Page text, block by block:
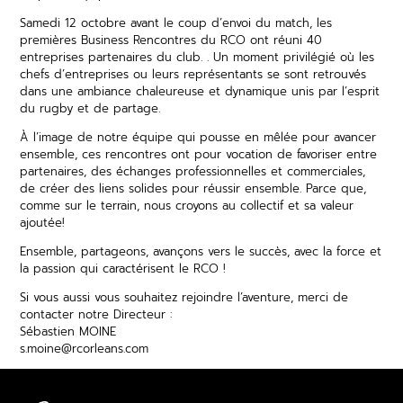
Samedi 12 octobre avant le coup d’envoi du match, les
premières Business Rencontres du RCO ont réuni 40
entreprises partenaires du club. . Un moment privilégié où les
chefs d’entreprises ou leurs représentants se sont retrouvés
dans une ambiance chaleureuse et dynamique unis par l’esprit
du rugby et de partage.
À l’image de notre équipe qui pousse en mêlée pour avancer
ensemble, ces rencontres ont pour vocation de favoriser entre
partenaires, des échanges professionnelles et commerciales,
de créer des liens solides pour réussir ensemble. Parce que,
comme sur le terrain, nous croyons au collectif et sa valeur
ajoutée!
Ensemble, partageons, avançons vers le succès, avec la force et
la passion qui caractérisent le RCO !
Si vous aussi vous souhaitez rejoindre l’aventure, merci de
contacter notre Directeur :
Sébastien MOINE
s.moine@rcorleans.com